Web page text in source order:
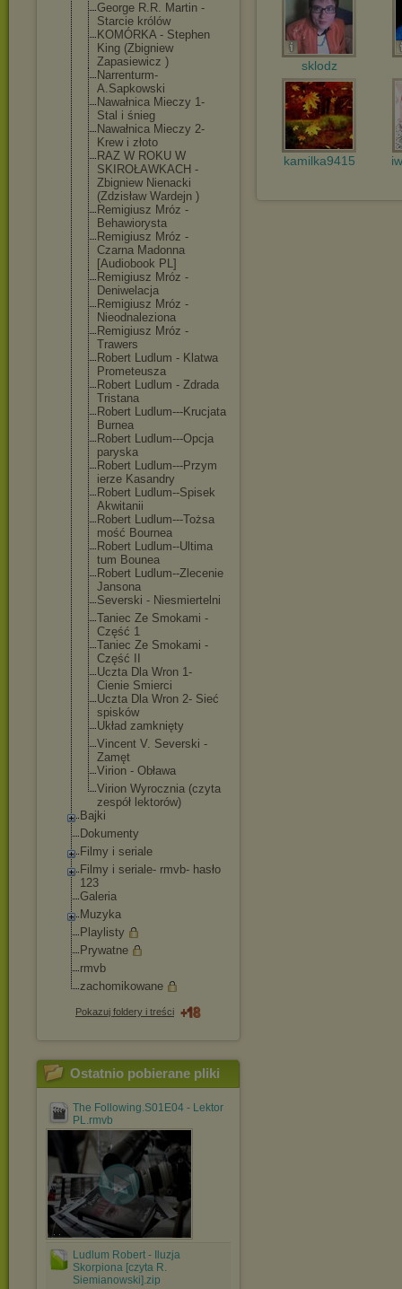
George R.R. Martin -
Starcie królów
KOMÓRKA - Stephen
King (Zbigniew
Zapasiewicz )
Narrenturm-
A.Sapkowski
Nawałnica Mieczy 1-
Stal i śnieg
Nawałnica Mieczy 2-
Krew i złoto
RAZ W ROKU W
SKIROŁAWKACH -
Zbigniew Nienacki
(Zdzisław Wardejn )
Remigiusz Mróz -
Behawiorysta
Remigiusz Mróz -
Czarna Madonna
[Audiobook PL]
Remigiusz Mróz -
Deniwelacja
Remigiusz Mróz -
Nieodnaleziona
Remigiusz Mróz -
Trawers
Robert Ludlum - Klatwa
Prometeusza
Robert Ludlum - Zdrada
Tristana
Robert Ludlum---Krucjata
Burnea
Robert Ludlum---Opcja
paryska
Robert Ludlum---Przym
ierze Kasandry
Robert Ludlum--Spisek
Akwitanii
Robert Ludlum---Tożsa
mość Bournea
Robert Ludlum--Ultima
tum Bounea
Robert Ludlum--Zlecenie
Jansona
Severski - Niesmiertelni
Taniec Ze Smokami -
Część 1
Taniec Ze Smokami -
Część II
Uczta Dla Wron 1-
Cienie Smierci
Uczta Dla Wron 2- Sieć
spisków
Układ zamknięty
Vincent V. Severski -
Zamęt
Virion - Obława
Virion Wyrocznia (czyta
zespół lektorów)
Bajki
Dokumenty
Filmy i seriale
Filmy i seriale- rmvb- hasło
123
Galeria
Muzyka
Playlisty
Prywatne
rmvb
zachomikowane
Pokazuj foldery i treści
Ostatnio pobierane pliki
The Following.S01E04 - Lektor
PL.rmvb
Ludlum Robert - Iluzja
Skorpiona [czyta R.
Siemianowski].zip
sklodz
kamilka9415